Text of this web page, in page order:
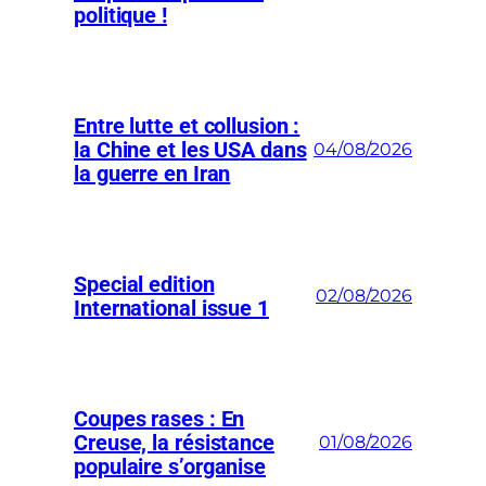
politique !
Entre lutte et collusion :
la Chine et les USA dans
la guerre en Iran
04/08/2026
Special edition
International issue 1
02/08/2026
Coupes rases : En
Creuse, la résistance
populaire s’organise
01/08/2026